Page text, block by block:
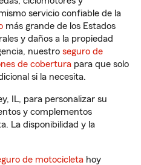
servicio confiable de la
más grande de los Estados
y daños a la propiedad
nuestro seguro de
de cobertura para que solo
si la necesita.
IL, para personalizar su
y complementos
La disponibilidad y la
de motocicleta hoy